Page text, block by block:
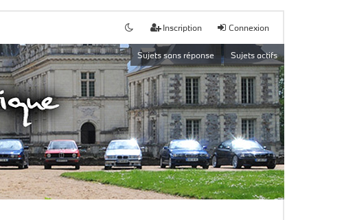
Connexion
Inscription
Sujets sans réponse Sujets actifs